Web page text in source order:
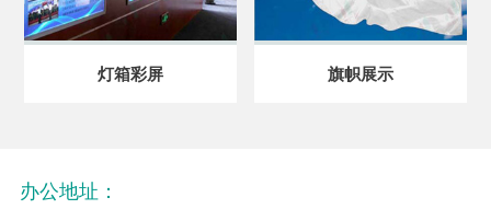
灯箱彩屏 旗帜展示
办公地址：